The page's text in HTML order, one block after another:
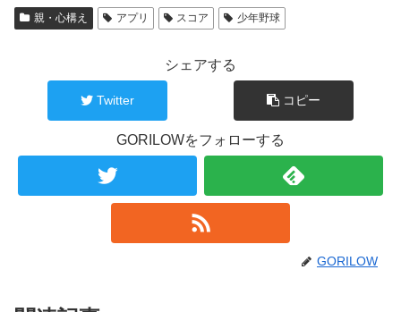
親・心構え アプリ スコア 少年野球
シェアする
Twitter コピー
GORILOWをフォローする
GORILOW